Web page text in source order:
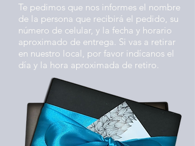
Te pedimos que nos informes el nombre
de la persona que recibirá el pedido, su
número de celular, y la fecha y horario
aproximado de entrega. Si vas a retirar
en nuestro local, por favor indícanos el
día y la hora aproximada de retiro.